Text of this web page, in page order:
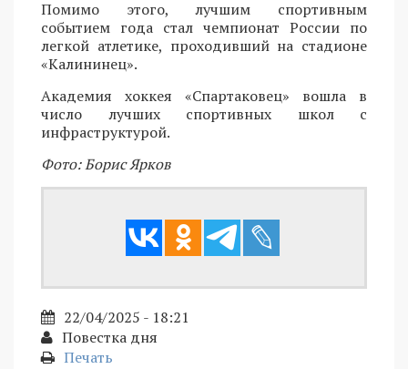
Помимо этого, лучшим спортивным
событием года стал чемпионат России по
легкой атлетике, проходивший на стадионе
«Калининец».
Академия хоккея «Спартаковец» вошла в
число лучших спортивных школ с
инфраструктурой.
Фото: Борис Ярков
22/04/2025 - 18:21
Повестка дня
Печать